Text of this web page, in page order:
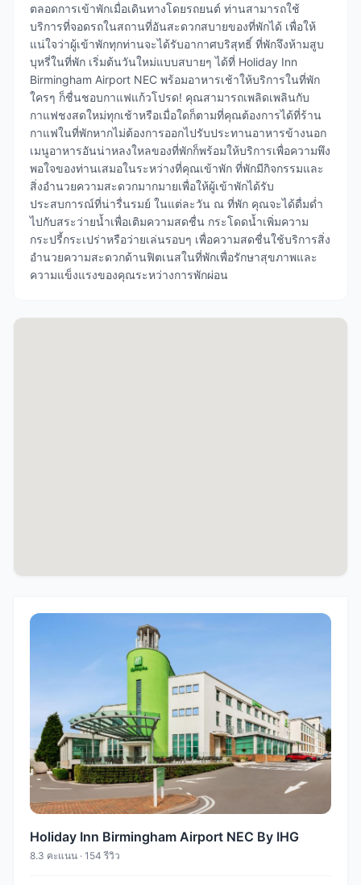
ตลอดการเข้าพักเมื่อเดินทางโดยรถยนต์ ท่านสามารถใช้
บริการที่จอดรถในสถานที่อันสะดวกสบายของที่พักได้ เพื่อให้
แน่ใจว่าผู้เข้าพักทุกท่านจะได้รับอากาศบริสุทธิ์ ที่พักจึงห้ามสูบ
บุหรี่ในที่พัก เริ่มต้นวันใหม่แบบสบายๆ ได้ที่ Holiday Inn
Birmingham Airport NEC พร้อมอาหารเช้าให้บริการในที่พัก
ใครๆ ก็ชื่นชอบกาแฟแก้วโปรด! คุณสามารถเพลิดเพลินกับ
กาแฟชงสดใหม่ทุกเช้าหรือเมื่อใดก็ตามที่คุณต้องการได้ที่ร้าน
กาแฟในที่พักหากไม่ต้องการออกไปรับประทานอาหารข้างนอก
เมนูอาหารอันน่าหลงใหลของที่พักก็พร้อมให้บริการเพื่อความพึง
พอใจของท่านเสมอในระหว่างที่คุณเข้าพัก ที่พักมีกิจกรรมและ
สิ่งอำนวยความสะดวกมากมายเพื่อให้ผู้เข้าพักได้รับ
ประสบการณ์ที่น่ารื่นรมย์ ในแต่ละวัน ณ ที่พัก คุณจะได้ดื่มด่ำ
ไปกับสระว่ายน้ำเพื่อเติมความสดชื่น กระโดดน้ำเพิ่มความ
กระปรี้กระเปร่าหรือว่ายเล่นรอบๆ เพื่อความสดชื่นใช้บริการสิ่ง
อำนวยความสะดวกด้านฟิตเนสในที่พักเพื่อรักษาสุขภาพและ
ความแข็งแรงของคุณระหว่างการพักผ่อน
Holiday Inn Birmingham Airport NEC By IHG
8.3 คะแนน · 154 รีวิว